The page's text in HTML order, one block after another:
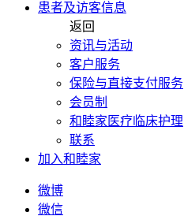
患者及访客信息
返回
资讯与活动
客户服务
保险与直接支付服务
会员制
和睦家医疗临床护理
联系
加入和睦家
微博
微信